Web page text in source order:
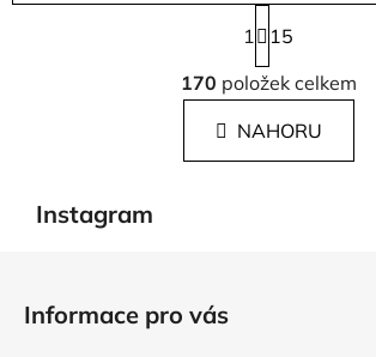
O
v
l
á
d
S
t
r
á
n
k
1
15
170 položek celkem
NAHORU
Instagram
Informace pro vás